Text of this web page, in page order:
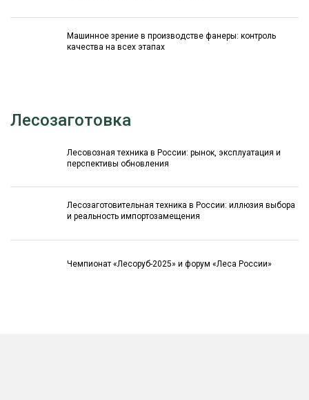
Машинное зрение в производстве фанеры: контроль
качества на всех этапах
Лесозаготовка
Лесовозная техника в России: рынок, эксплуатация и
перспективы обновления
Лесозаготовительная техника в России: иллюзия выбора
и реальность импортозамещения
Чемпионат «Лесоруб-2025» и форум «Леса России»